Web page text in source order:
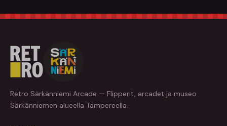
Retro Särkänniemi Arcade — Flipperit, arcadet ja museo
Särkänniemen alueella Tampereella.